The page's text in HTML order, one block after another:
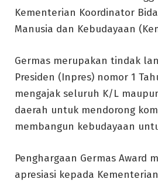
Kementerian Koordinator
Manusia dan Kebudayaan
Germas merupakan tindak
Presiden (Inpres) nomor 1
mengajak seluruh K/L
daerah untuk mendorong
membangun kebudayaan
Penghargaan Germas Award
apresiasi kepada